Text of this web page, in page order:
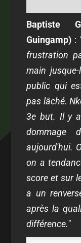
Baptiste
Guingamp) :
frustration
main
public qui
pas lâché.
3e but. Il y
dommage
aujourd'hui.
on a
score et sur
a un
après la
différence."